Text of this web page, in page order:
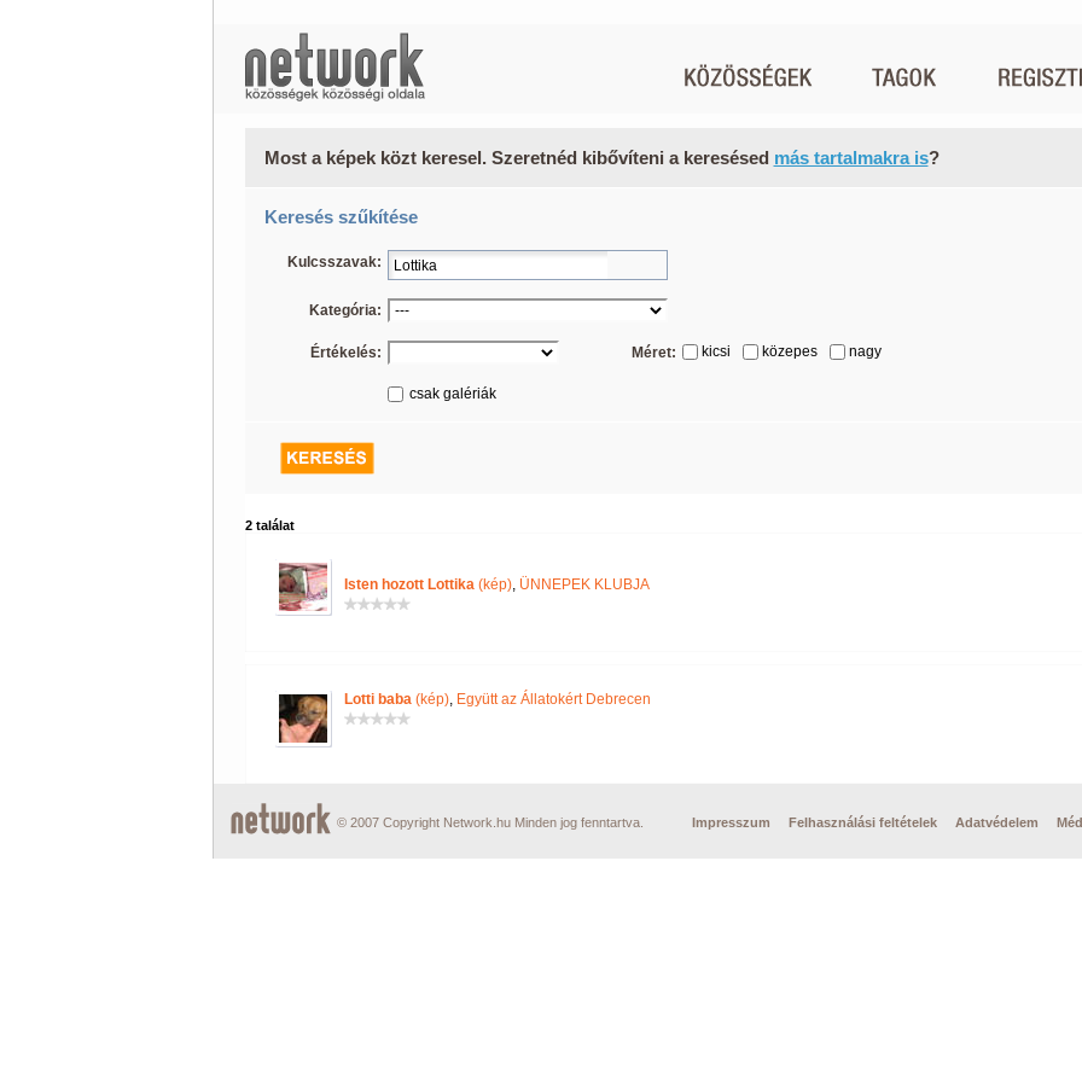
Most a képek közt keresel. Szeretnéd kibővíteni a keresésed más tartalmakra is?
Keresés szűkítése
Kulcsszavak:
Kategória:
Értékelés: Méret: kicsi közepes nagy
csak galériák
2 találat
Isten hozott Lottika(kép), ÜNNEPEK KLUBJA
Lotti baba(kép), Együtt az Állatokért Debrecen
© 2007 Copyright Network.hu Minden jog fenntartva. Impresszum Felhasználási feltételek Adatvédelem